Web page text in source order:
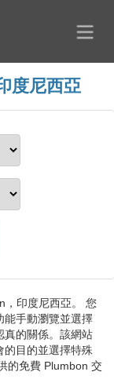
度尼西亞
，印度尼西亞。 您
能手動瀏覽並選擇
真的關係。該網站
的目的並選擇特殊
的免費 Plumbon 交